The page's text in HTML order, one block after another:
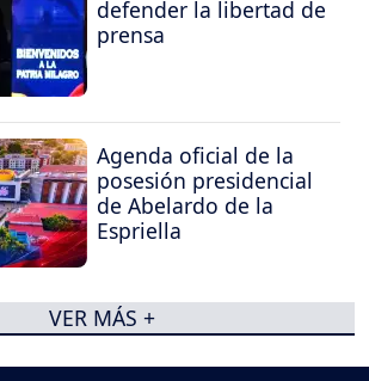
defender la libertad de
prensa
Agenda oficial de la
posesión presidencial
de Abelardo de la
Espriella
VER MÁS +